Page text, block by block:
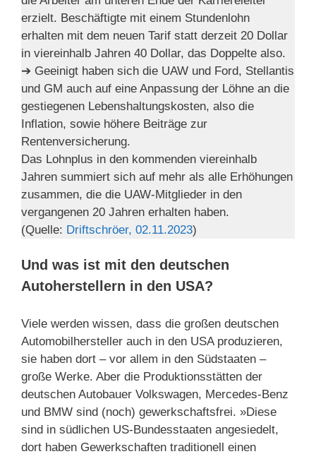
erzielt. Beschäftigte mit einem Stundenlohn
erhalten mit dem neuen Tarif statt derzeit 20 Dollar
in viereinhalb Jahren 40 Dollar, das Doppelte also.
➔ Geeinigt haben sich die UAW und Ford, Stellantis
und GM auch auf eine Anpassung der Löhne an die
gestiegenen Lebenshaltungskosten, also die
Inflation, sowie höhere Beiträge zur
Rentenversicherung.
Das Lohnplus in den kommenden viereinhalb
Jahren summiert sich auf mehr als alle Erhöhungen
zusammen, die die UAW-Mitglieder in den
vergangenen 20 Jahren erhalten haben.
(Quelle: Driftschröer, 02.11.2023)
Und was ist mit den deutschen
Autoherstellern in den USA?
Viele werden wissen, dass die großen deutschen
Automobilhersteller auch in den USA produzieren,
sie haben dort – vor allem in den Südstaaten –
große Werke. Aber die Produktionsstätten der
deutschen Autobauer Volkswagen, Mercedes-Benz
und BMW sind (noch) gewerkschaftsfrei. »Diese
sind in südlichen US-Bundesstaaten angesiedelt,
dort haben Gewerkschaften traditionell einen